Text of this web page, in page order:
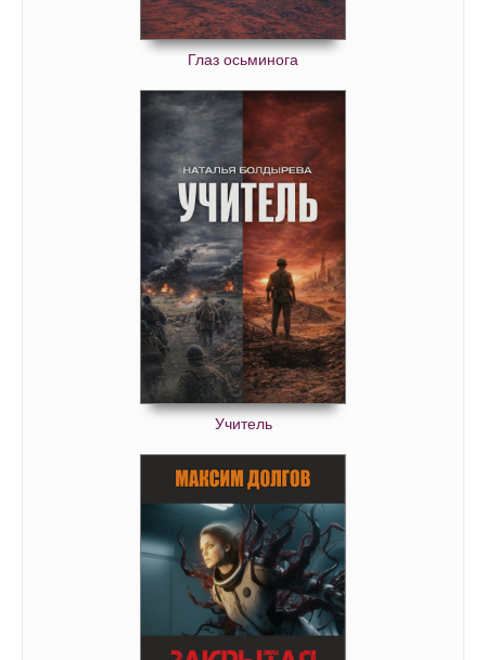
Глаз осьминога
Учитель